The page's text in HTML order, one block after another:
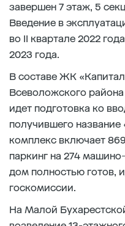
завершен 7 этаж, 5
Введение в
во II квартале 2022
2023 года.
В составе ЖК
Всеволожского
идет подготовка ко
получившего
комплекс включает
паркинг на 274
дом полностью готов,
госкомиссии.
На Малой